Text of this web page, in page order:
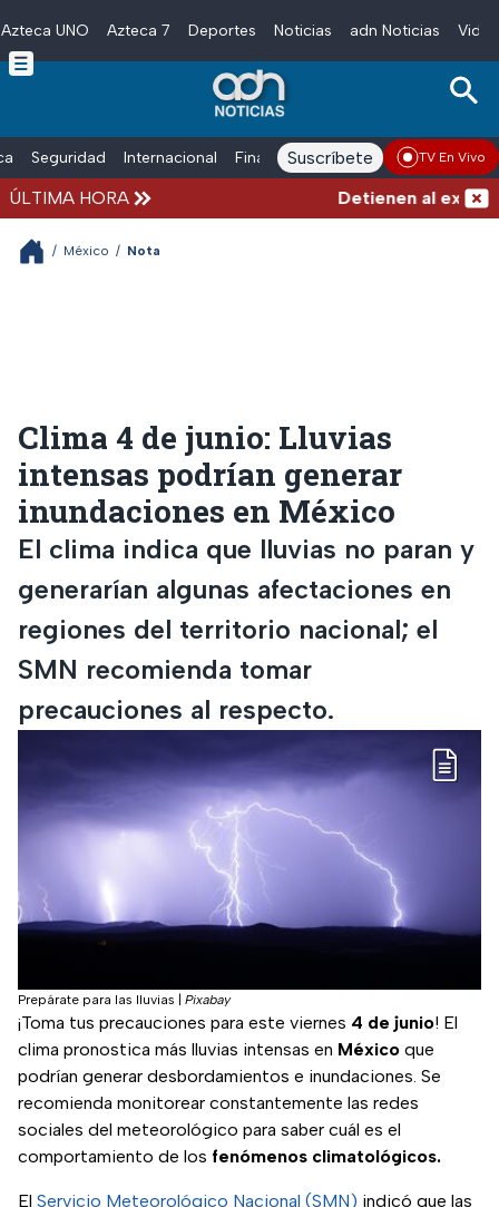
Skip to main content
Azteca UNO Azteca 7 Deportes Noticias adn Noticias
Seguridad Internacional Finanzas adn Noticias Radio
Suscríbete TV En Vivo
ÚLTIMA HORA Detienen al
/ México / Nota
Clima 4 de junio: Lluvias
intensas podrían generar
inundaciones en México
El clima indica que lluvias no paran y
generarían algunas afectaciones en
regiones del territorio nacional; el
SMN recomienda tomar
precauciones al respecto.
Prepárate para las lluvias Pixabay
¡Toma tus precauciones para este viernes 4 de junio! El
clima pronostica más lluvias intensas en México que
podrían generar desbordamientos e inundaciones. Se
recomienda monitorear constantemente las redes
sociales del meteorológico para saber cuál es el
comportamiento de los fenómenos climatológicos.
El Servicio Meteorológico Nacional (SMN) indicó que las